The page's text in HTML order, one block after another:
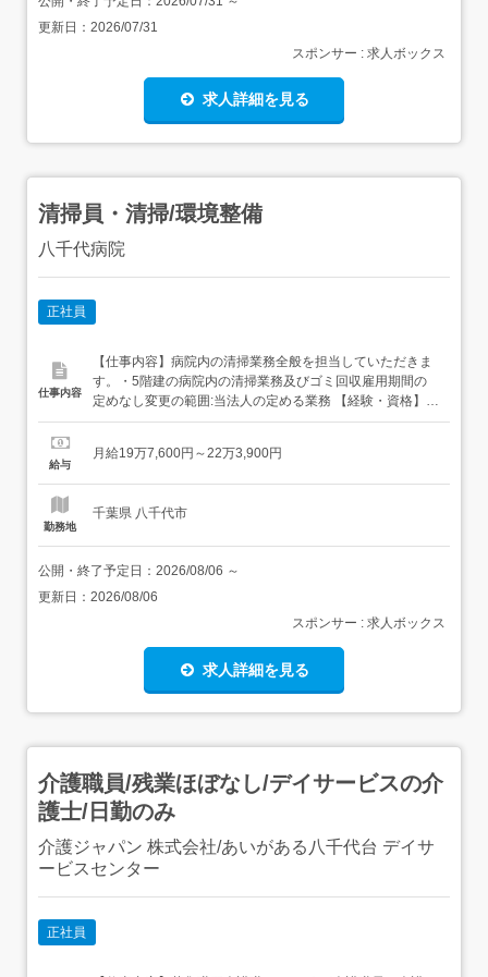
更新日： 2026/07/31
スポンサー : 求人ボックス
求人詳細を見る
清掃員・清掃/環境整備
八千代病院
正社員
仕事内容
【仕事内容】病院内の清掃業務全般を担当していただきま
す。・5階建の病院内の清掃業務及びゴミ回収雇用期間の
定めなし変更の範囲:当法人の定める業務 【経験・資格】<
応募要件>無資格可年齢制限あり 64歳(定年が65歳のため)
与の備考>基本給+調整手当+ベースアップ手当+補助金通勤
給与
月給19万7,600円～22万3,900円
勤務地
千葉県 八千代市
公開・終了予定日： 2026/08/06 ～
更新日： 2026/08/06
スポンサー : 求人ボックス
求人詳細を見る
介護職員/残業ほぼなし/デイサービスの介
護士/日勤のみ
介護ジャパン 株式会社/あいがある八千代台 デイサ
ービスセンター
正社員